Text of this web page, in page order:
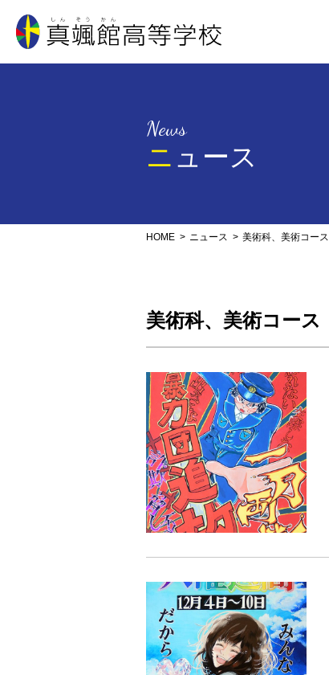
News
ニュース
HOME ニュース 美術科、美術コース
美術科、美術コース